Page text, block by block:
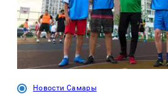
Новости Самары